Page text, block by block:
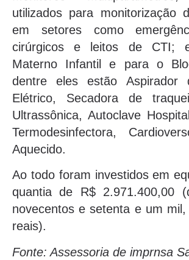
utilizados para monitorização
em setores como
cirúrgicos e leitos de CTI;
Materno Infantil e para o
dentre eles estão Aspirador
Elétrico, Secadora de
Ultrassônica, Autoclave
Termodesinfectora,
Aquecido.
Ao todo foram investidos em
quantia de R$ 2.971.400,00
novecentos e setenta e um
reais).
Fonte: Assessoria de imprnsa